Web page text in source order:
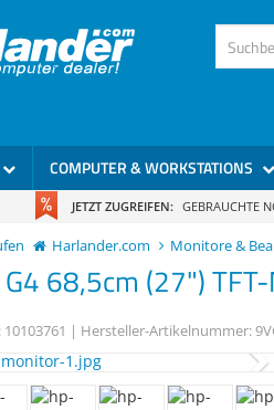
COMPUTER & WORKSTATIONS
JETZT ZUGREIFEN: GEBRAUCHTE
Harlander.com Monitore &
68,5cm (27")
10103761 | Hersteller-Artikelnummer: